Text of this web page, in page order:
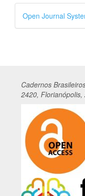
por
Open Journal
Cadernos Br
2420, Florianópolis,